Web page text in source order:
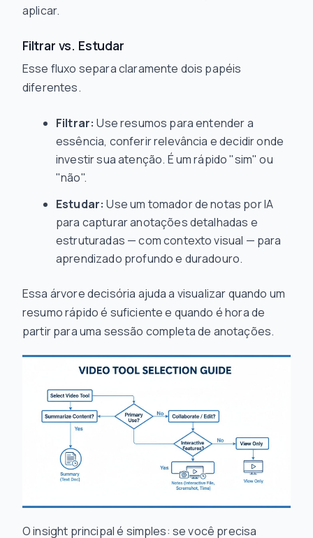
aplicar.
Filtrar vs. Estudar
Esse fluxo separa claramente dois papéis
diferentes.
Filtrar: Use resumos para entender a
essência, conferir relevância e decidir onde
investir sua atenção. É um rápido "sim" ou
"não".
Estudar: Use um tomador de notas por IA
para capturar anotações detalhadas e
estruturadas — com contexto visual — para
aprendizado profundo e duradouro.
Essa árvore decisória ajuda a visualizar quando um
resumo rápido é suficiente e quando é hora de
partir para uma sessão completa de anotações.
O insight principal é simples: se você precisa